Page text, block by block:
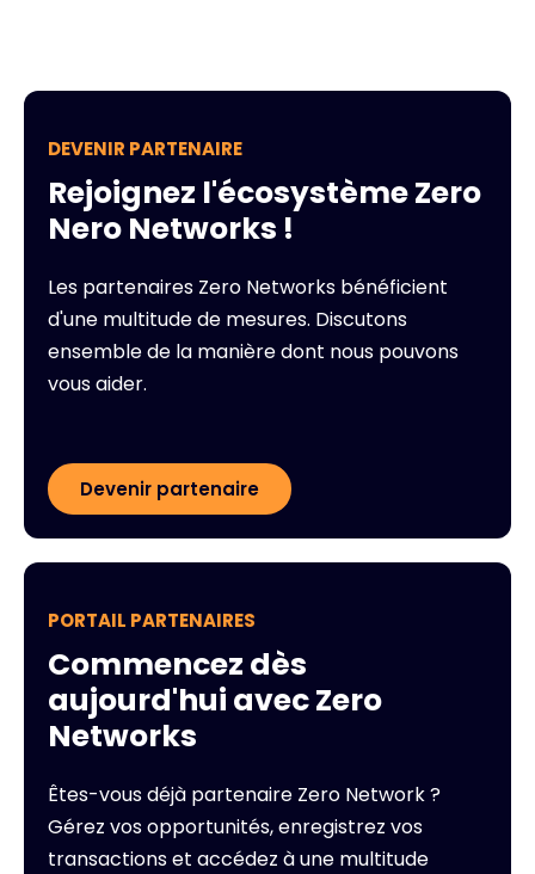
DEVENIR PARTENAIRE
Rejoignez l'écosystème Zero
Nero Networks !
Les partenaires Zero Networks bénéficient
d'une multitude de mesures. Discutons
ensemble de la manière dont nous pouvons
vous aider.
Devenir partenaire
PORTAIL PARTENAIRES
Commencez dès
aujourd'hui avec Zero
Networks
Êtes-vous déjà partenaire Zero Network ?
Gérez vos opportunités, enregistrez vos
transactions et accédez à une multitude